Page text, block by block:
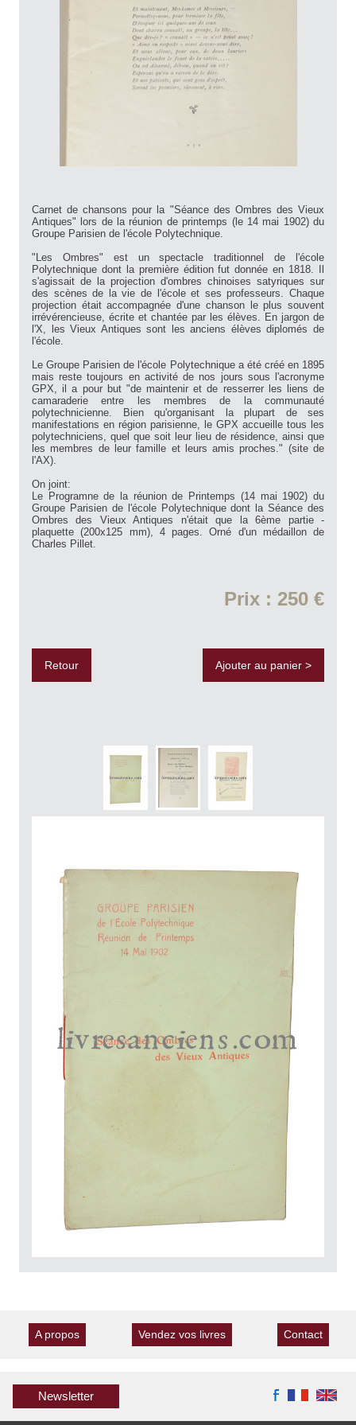
Carnet de chansons pour la "Séance des Ombres des Vieux
Antiques" lors de la réunion de printemps (le 14 mai 1902) du
Groupe Parisien de l'école Polytechnique.
"Les Ombres" est un spectacle traditionnel de l'école
Polytechnique dont la première édition fut donnée en 1818. Il
s'agissait de la projection d'ombres chinoises satyriques sur
des scènes de la vie de l'école et ses professeurs. Chaque
projection était accompagnée d'une chanson le plus souvent
irrévérencieuse, écrite et chantée par les élèves. En jargon de
l'X, les Vieux Antiques sont les anciens élèves diplomés de
l'école.
Le Groupe Parisien de l'école Polytechnique a été créé en 1895
mais reste toujours en activité de nos jours sous l'acronyme
GPX, il a pour but "de maintenir et de resserrer les liens de
camaraderie entre les membres de la communauté
polytechnicienne. Bien qu'organisant la plupart de ses
manifestations en région parisienne, le GPX accueille tous les
polytechniciens, quel que soit leur lieu de résidence, ainsi que
les membres de leur famille et leurs amis proches." (site de
l'AX).
On joint:
Le Programne de la réunion de Printemps (14 mai 1902) du
Groupe Parisien de l'école Polytechnique dont la Séance des
Ombres des Vieux Antiques n'était que la 6ème partie -
plaquette (200x125 mm), 4 pages. Orné d'un médaillon de
Charles Pillet.
Prix : 250 €
Retour Ajouter au panier >
A propos Vendez vos livres Contact
Newsletter